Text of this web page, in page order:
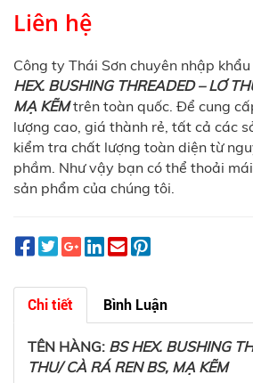
Liên hệ
Công ty Thái Sơn chuyên nhập
HEX. BUSHING THREADED – LƠ
MẠ KẼMtrên toàn quốc. Để cung
lượng cao, giá thành rẻ, tất cả các
kiểm tra chất lượng toàn diện từ
phầm. Như vậy bạn có thể thoải
sản phẩm của chúng tôi.
Chi tiết Bình Luận
TÊN HÀNG: BS HEX. BUSHING
THU/ CÀ RÁ REN BS, MẠ KẼM